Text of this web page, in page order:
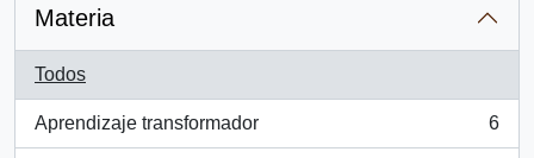
Materia
Todos
Aprendizaje transformador
, 6 resultados
6